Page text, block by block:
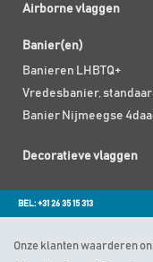
Airborne vlaggen
Banier(en)
Banieren LHBTQ+
Vredesbanier,
Banier Nijmeegse
Decoratieve vlaggen
BEL: +31 26 35 15 313
Onze klanten waarderen